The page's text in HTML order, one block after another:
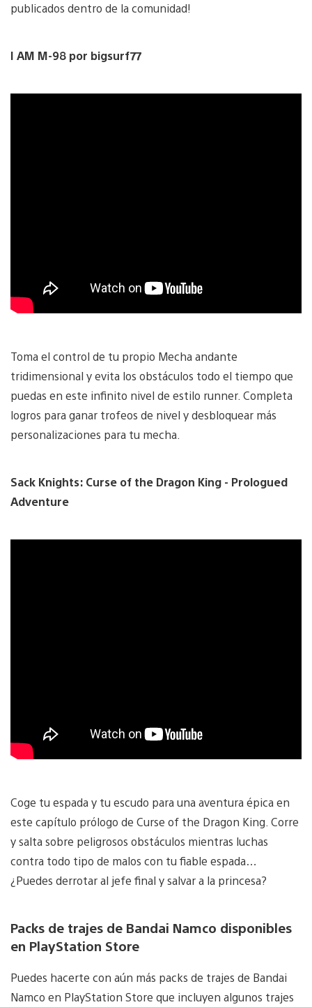
publicados dentro de la comunidad!
I AM M-98 por bigsurf77
Toma el control de tu propio Mecha andante
tridimensional y evita los obstáculos todo el tiempo que
puedas en este infinito nivel de estilo runner. Completa
logros para ganar trofeos de nivel y desbloquear más
personalizaciones para tu mecha.
Sack Knights: Curse of the Dragon King - Prologued
Adventure
Coge tu espada y tu escudo para una aventura épica en
este capítulo prólogo de Curse of the Dragon King. Corre
y salta sobre peligrosos obstáculos mientras luchas
contra todo tipo de malos con tu fiable espada…
¿Puedes derrotar al jefe final y salvar a la princesa?
Packs de trajes de Bandai Namco disponibles
en PlayStation Store
Puedes hacerte con aún más packs de trajes de Bandai
Namco en PlayStation Store que incluyen algunos trajes